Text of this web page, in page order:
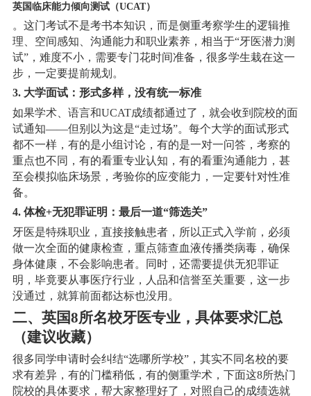
英国临床能力倾向测试（UCAT）
。这门考试不是考书本知识，而是侧重考察学生的逻辑推
理、空间感知、沟通能力和职业素养，相当于“牙医潜力测
试”，难度不小，需要专门花时间准备，很多学生栽在这一
步，一定要提前规划。
3. 大学面试：形式多样，没有统一标准
如果学术、语言和UCAT成绩都通过了，就会收到院校的面
试通知——但别以为这是“走过场”。每个大学的面试形式
都不一样，有的是小组讨论，有的是一对一问答，考察的
重点也不同，有的看重专业认知，有的看重沟通能力，甚
至会模拟临床场景，考验你的应变能力，一定要针对性准
备。
4. 体检+无犯罪证明：最后一道“筛选关”
牙医是特殊职业，直接接触患者，所以正式入学前，必须
做一次全面的健康检查，重点筛查血液传播类病毒，确保
身体健康，不会影响患者。同时，还需要提供无犯罪证
明，毕竟要从事医疗行业，人品和信誉至关重要，这一步
没通过，就算前面都达标也没用。
二、英国8所名校牙医专业，具体要求汇总
（建议收藏）
很多同学申请时会纠结“选哪所学校”，其实不同名校的要
求有差异，有的门槛稍低，有的侧重学术，下面这8所热门
院校的具体要求，帮大家整理好了，对照自己的成绩选就